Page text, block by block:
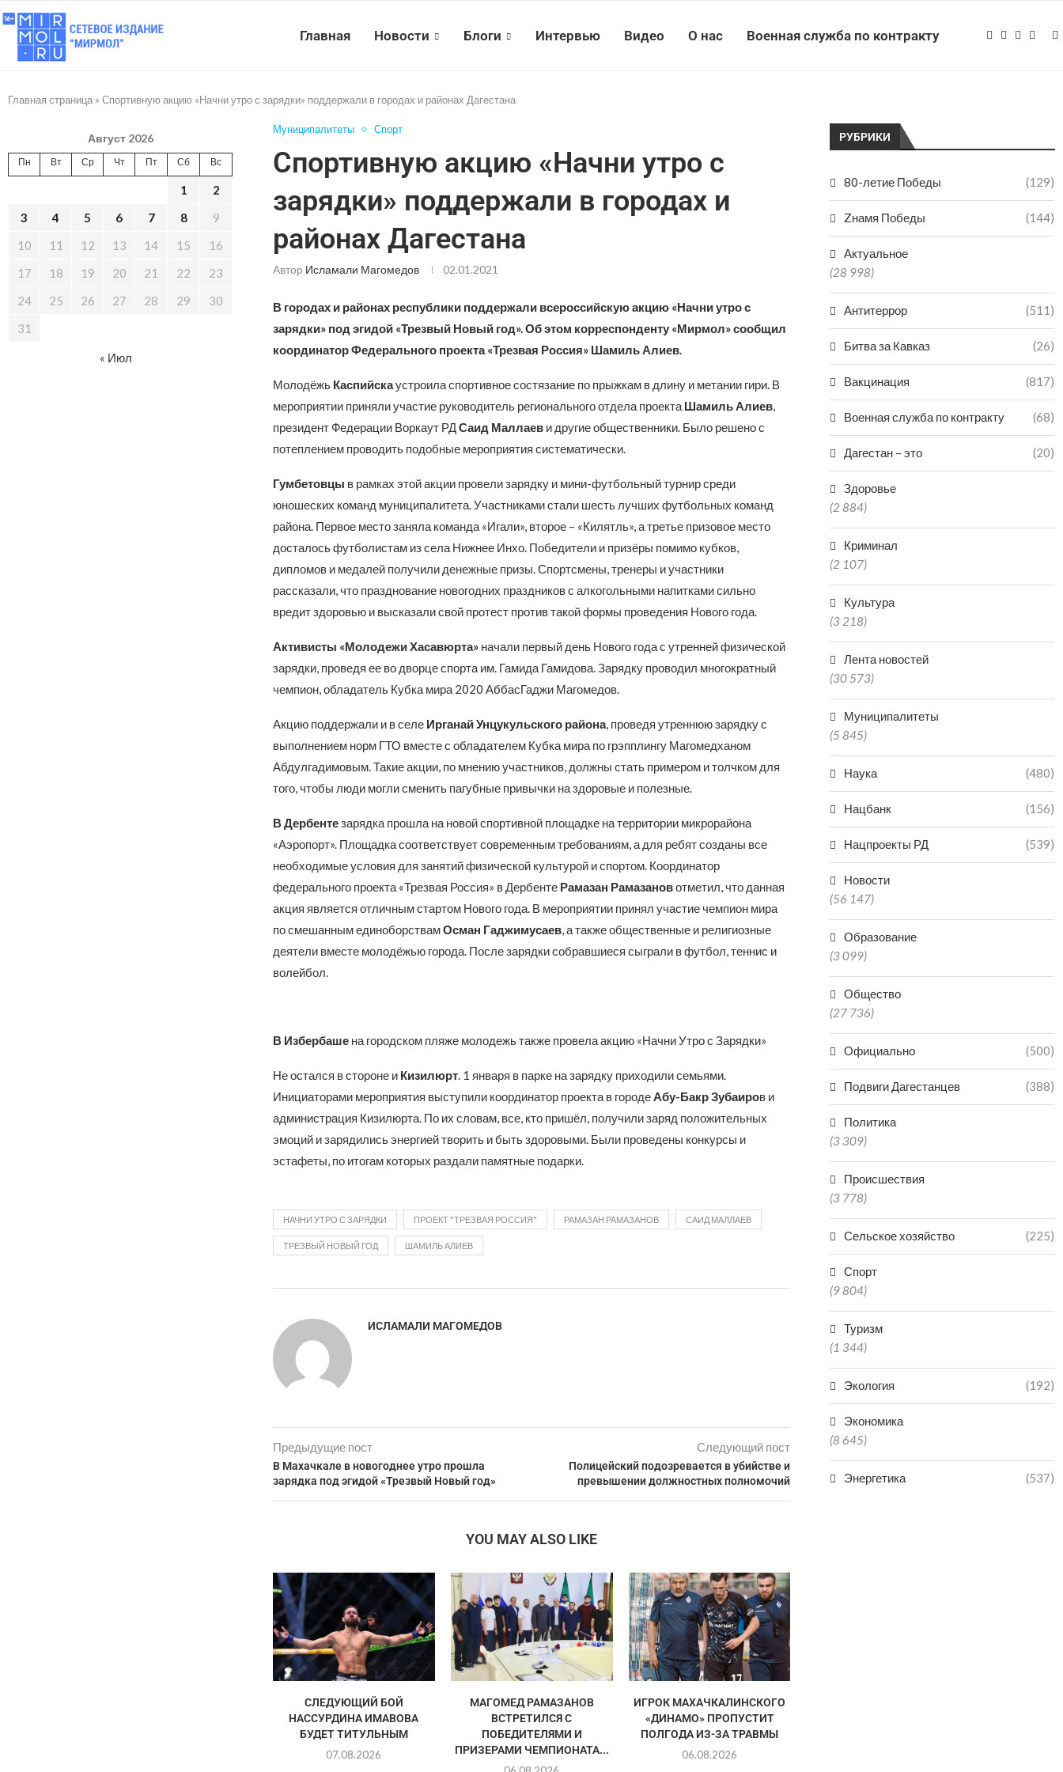
Главная Новости Блоги Интервью Видео О нас Военная служба по контракту
Главная страница » Спортивную акцию «Начни утро с зарядки» поддержали в городах и районах Дагестана
Муниципалитеты Спорт
Спортивную акцию «Начни утро с
зарядки» поддержали в городах и
районах Дагестана
Автор Исламали Магомедов 02.01.2021
В городах и районах республики поддержали всероссийскую акцию «Начни утро с
зарядки» под эгидой «Трезвый Новый год». Об этом корреспонденту «Мирмол» сообщил
координатор Федерального проекта «Трезвая Россия» Шамиль Алиев.
Молодёжь Каспийскаустроила спортивное состязание по прыжкам в длину и метании гири. В
мероприятии приняли участие руководитель регионального отдела проекта Шамиль Алиев,
президент Федерации Воркаут РДСаид Маллаев и другие общественники. Было решено с
потеплением проводить подобные мероприятия систематически.
Гумбетовцы в рамках этой акции провели зарядку и мини-футбольный турнир среди
юношеских команд муниципалитета. Участниками стали шесть лучших футбольных команд
района. Первое место заняла команда «Игали», второе – «Килятль», а третье призовое место
досталось футболистам из села Нижнее Инхо. Победители и призёры помимо кубков,
дипломов и медалей получили денежные призы. Спортсмены, тренеры и участники
рассказали, что празднование новогодних праздников с алкогольными напитками сильно
вредит здоровью и высказали свой протест против такой формы проведения Нового года.
Активисты «Молодежи Хасавюрта»начали первый день Нового года с утренней физической
зарядки, проведя ее во дворце спорта им. Гамида Гамидова. Зарядку проводил многократный
чемпион, обладатель Кубка мира 2020 АббасГаджи Магомедов.
Акцию поддержали и в селе Ирганай Унцукульского района, проведя утреннюю зарядку с
выполнением норм ГТО вместе с обладателем Кубка мира по грэпплингу Магомедханом
Абдулгадимовым. Такие акции, по мнению участников, должны стать примером и толчком для
того, чтобы люди могли сменить пагубные привычки на здоровые и полезные.
В Дербентезарядка прошла на новой спортивной площадке на территории микрорайона
«Аэропорт». Площадка соответствует современным требованиям, а для ребят созданы все
необходимые условия для занятий физической культурой и спортом. Координатор
федерального проекта «Трезвая Россия» в Дербенте Рамазан Рамазановотметил, что данная
акция является отличным стартом Нового года. В мероприятии принял участие чемпион мира
по смешанным единоборствамОсман Гаджимусаев, а также общественные и религиозные
деятели вместе молодёжью города. После зарядки собравшиеся сыграли в футбол, теннис и
волейбол.
В Избербашена городском пляже молодежь также провела акцию «Начни Утро с Зарядки»
Не остался в стороне и Кизилюрт. 1 января в парке на зарядку приходили семьями.
Инициаторами мероприятия выступили координатор проекта в городеАбу-Бакр Зубаиров и
администрация Кизилюрта. По их словам, все, кто пришёл, получили заряд положительных
эмоций и зарядились энергией творить и быть здоровыми. Были проведены конкурсы и
эстафеты, по итогам которых раздали памятные подарки.
НАЧНИ УТРО С ЗАРЯДКИ ПРОЕКТ "ТРЕЗВАЯ РОССИЯ" РАМАЗАН РАМАЗАНОВ САИД МАЛЛАЕВ
ТРЕЗВЫЙ НОВЫЙ ГОД ШАМИЛЬ АЛИЕВ
ИСЛАМАЛИ МАГОМЕДОВ
Предыдущие пост
В Махачкале в новогоднее утро прошла
зарядка под эгидой «Трезвый Новый год»
Следующий пост
Полицейский подозревается в убийстве и
превышении должностных полномочий
YOU MAY ALSO LIKE
СЛЕДУЮЩИЙ БОЙ
НАССУРДИНА ИМАВОВА
БУДЕТ ТИТУЛЬНЫМ
07.08.2026
МАГОМЕД РАМАЗАНОВ
ВСТРЕТИЛСЯ С
ПОБЕДИТЕЛЯМИ И
ПРИЗЕРАМИ ЧЕМПИОНАТА...
ИГРОК МАХАЧКАЛИНСКОГО
«ДИНАМО» ПРОПУСТИТ
ПОЛГОДА ИЗ-ЗА ТРАВМЫ
06.08.2026
РУБРИКИ
80-летие Победы (129)
Zнамя Победы (144)
Актуальное
(28 998)
Антитеррор (511)
Битва за Кавказ (26)
Вакцинация (817)
Военная служба по контракту (68)
Дагестан – это (20)
Здоровье
(2 884)
Криминал
(2 107)
Культура
(3 218)
Лента новостей
(30 573)
Муниципалитеты
(5 845)
Наука (480)
Нацбанк (156)
Нацпроекты РД (539)
Новости
(56 147)
Образование
(3 099)
Общество
(27 736)
Официально (500)
Подвиги Дагестанцев (388)
Политика
(3 309)
Происшествия
(3 778)
Сельское хозяйство (225)
Спорт
(9 804)
Туризм
(1 344)
Экология (192)
Экономика
(8 645)
Энергетика (537)
Август 2026
Пн Вт Ср Чт Пт Сб Вс
1
2
3
4 5 6 7 8
9
10
11 12 13 14 15
16
17
18 19 20 21 22
23
24
25 26 27 28 29
30
31
« Июл